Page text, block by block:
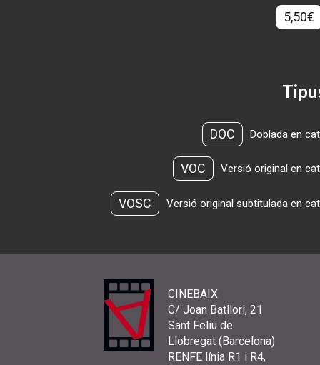
5,50€
DOC Doblada en
VOC Versió original en
VOSC Versió original subtitulada en
CINEBAIX
C/ Joan Batllori, 21
Sant Feliu de
Llobregat (Barcelona)
RENFE línia R1 i R4,